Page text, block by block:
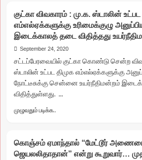
பேரறிவாளனுக்கு
30
நாட்கள்
“பரோல்”
விடுப்பு..!
உயர்நீதிமன்றம்
உத்தரவு!!
குட்கா விவகாரம் : மு.க. ஸ்டாலின் உட்பட
எம்எல்ஏக்களுக்கு உரிமைக்குழு
இடைக்காலத் தடை விதித்தது
September 24, 2020
சட்டப்பேரவையில் குட்கா கொண்டு சென்ற
ஸ்டாலின் உட்பட திமுக எம்எல்ஏக்களுக்கு
நோட்டீசுக்கு சென்னை உயர்நீதிமன்றம்
விதித்துள்ளது. ...
முழுவதும் படிக்க..
குட்கா
விவகாரம்
:
கொஞ்சம் ஏமாந்தால் “மேட்டூர்
ஜெயலலிதாதான்” என்று கூறுவார்…